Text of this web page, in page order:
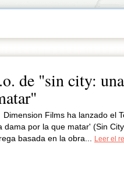
de "sin city: una
Dimension Films ha lanzado el
dama por la que matar' (Sin
basada en la obra...
Leer el